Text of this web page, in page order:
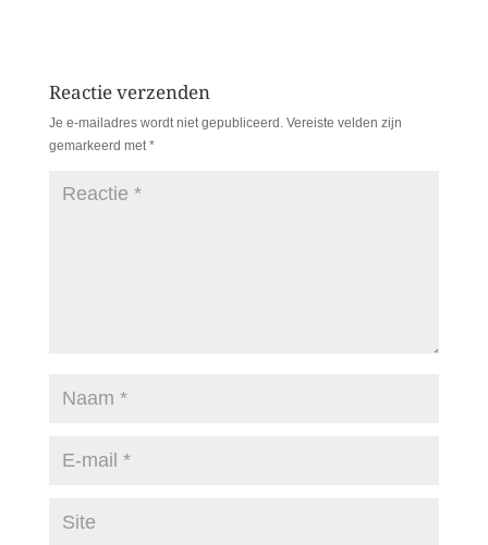
Reactie verzenden
Je e-mailadres wordt niet gepubliceerd. Vereiste velden zijn
gemarkeerd met*